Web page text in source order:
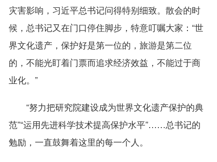
灾害影响，习近平总书记问得特别细致。散会的时
候，总书记又在门口停住脚步，特意叮嘱大家：“世
界文化遗产，保护好是第一位的，旅游是第二位
的，不能光盯着门票而追求经济效益，不能过于商
业化。”
“努力把研究院建设成为世界文化遗产保护的典
范”“运用先进科学技术提高保护水平”……总书记的
勉励，一直鼓舞着这里的每一个人。